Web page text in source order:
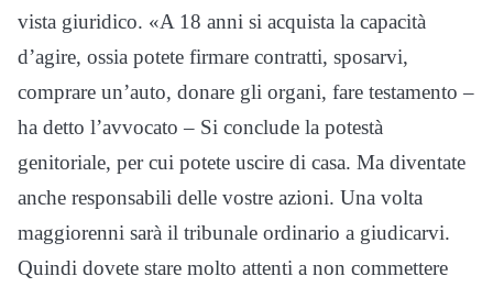
vista giuridico. «A 18 anni si acquista la capacità
d’agire, ossia potete firmare contratti, sposarvi,
comprare un’auto, donare gli organi, fare testamento –
ha detto l’avvocato – Si conclude la potestà
genitoriale, per cui potete uscire di casa. Ma diventate
anche responsabili delle vostre azioni. Una volta
maggiorenni sarà il tribunale ordinario a giudicarvi.
Quindi dovete stare molto attenti a non commettere